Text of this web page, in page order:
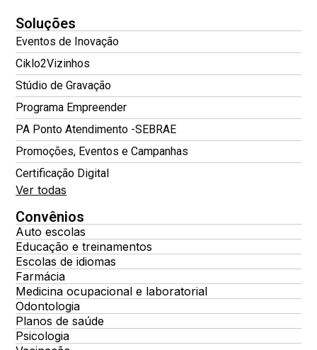
Soluções
Eventos de Inovação
Ciklo2Vizinhos
Stúdio de Gravação
Programa Empreender
PA Ponto Atendimento -SEBRAE
Promoções, Eventos e Campanhas
Certificação Digital
Ver todas
Convênios
Auto escolas
Educação e treinamentos
Escolas de idiomas
Farmácia
Medicina ocupacional e laboratorial
Odontologia
Planos de saúde
Psicologia